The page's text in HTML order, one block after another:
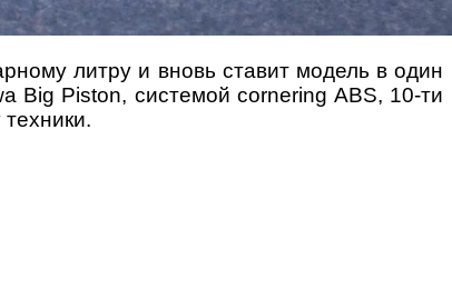
литру и вновь ставит модель в один
Big Piston, системой cornering ABS, 10-ти